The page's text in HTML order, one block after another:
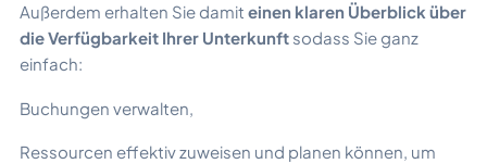
Außerdem erhalten Sie damit einen klaren Überblick über
die Verfügbarkeit Ihrer Unterkunft sodass Sie ganz
einfach:
Buchungen verwalten,
Ressourcen effektiv zuweisen und planen können, um